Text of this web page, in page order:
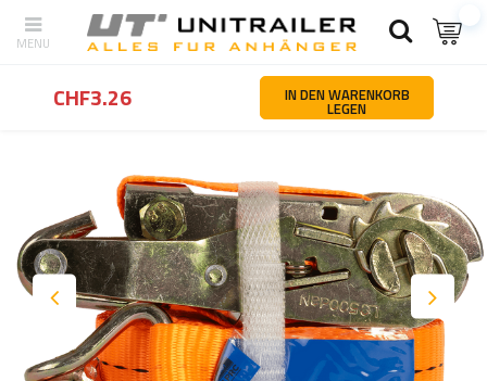
Zurück Startseite Ladungssicherung Zurrgurte UNITRAILER
CHF3.26 IN DEN WARENKORB
LEGEN